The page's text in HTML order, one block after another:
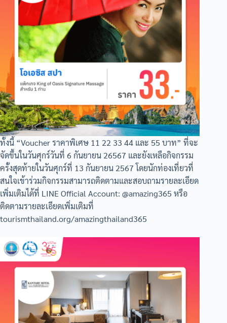
ทั้งนี้ “Voucher ราคาพิเศษ 11 22 33 44 และ 55 บาท” ที่จะ
จัดขึ้นในวันศุกร์วันที่ 6 กันยายน 26567 และยังเหลือกิจกรรม
ครั้งสุดท้ายในวันศุกร์ที่ 13 กันยายน 2567 โดยนักท่องเที่ยวที่
สนใจเข้าร่วมกิจกรรมสามารถติดตามและสอบถามรายละเอียด
เพิ่มเติมได้ที่ LINE Official Account: @amazing365 หรือ
ติดตามรายละเอียดเพิ่มเติมที่
tourismthailand.org/amazingthailand365